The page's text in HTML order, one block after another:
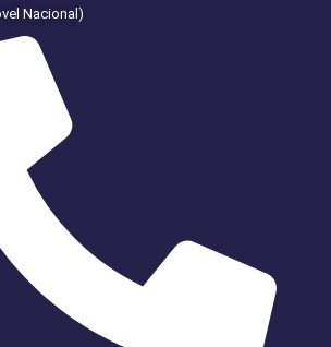
Nacional)